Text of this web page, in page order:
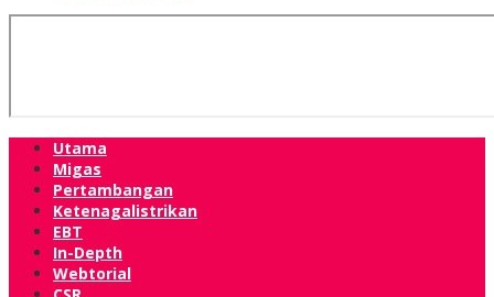
Utama
Migas
Pertambangan
Ketenagalistrikan
EBT
In-Depth
Webtorial